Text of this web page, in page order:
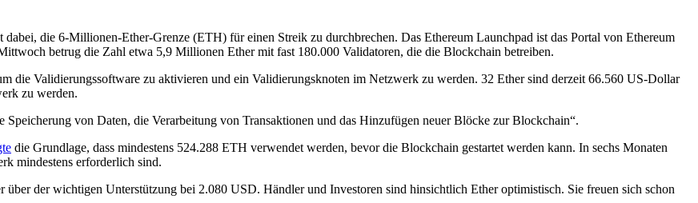
die 6-Millionen-Ether-Grenze (ETH) für einen Streik zu durchbrechen. Das Ethereum Launchpad ist das Portal von Ethereum
betrug die Zahl etwa 5,9 Millionen Ether mit fast 180.000 Validatoren, die die Blockchain betreiben.
die Validierungssoftware zu aktivieren und ein Validierungsknoten im Netzwerk zu werden. 32 Ether sind derzeit 66.560 US-Dollar
zu werden.
von Daten, die Verarbeitung von Transaktionen und das Hinzufügen neuer Blöcke zur Blockchain“.
die Grundlage, dass mindestens 524.288 ETH verwendet werden, bevor die Blockchain gestartet werden kann. In sechs Monaten
mindestens erforderlich sind.
über der wichtigen Unterstützung bei 2.080 USD. Händler und Investoren sind hinsichtlich Ether optimistisch. Sie freuen sich schon